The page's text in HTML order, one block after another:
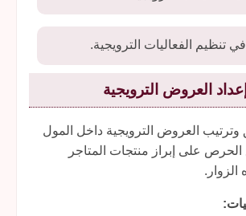
تنظيم الفعاليات الترويجية.
العروض الترويجية داخل المول
على إبراز منتجات المتاجر
الزوار.